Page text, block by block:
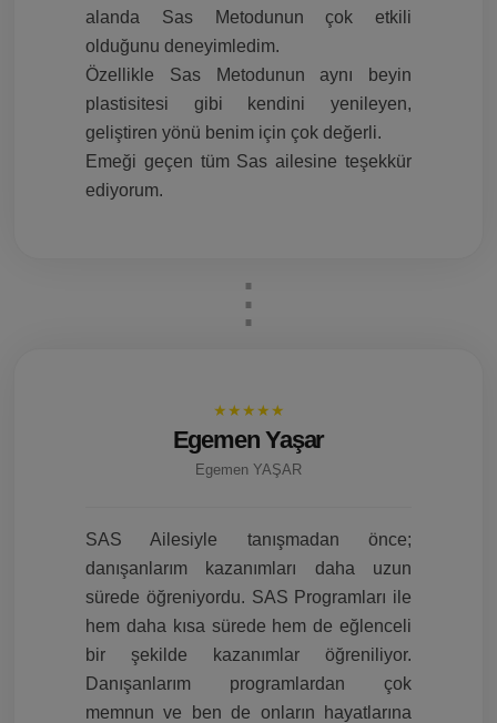
alanda Sas Metodunun çok etkili
olduğunu deneyimledim.
Özellikle Sas Metodunun aynı beyin
plastisitesi gibi kendini yenileyen,
geliştiren yönü benim için çok değerli.
Emeği geçen tüm Sas ailesine teşekkür
ediyorum.
★★★★★
Egemen Yaşar
Egemen YAŞAR
SAS Ailesiyle tanışmadan önce;
danışanlarım kazanımları daha uzun
sürede öğreniyordu. SAS Programları ile
hem daha kısa sürede hem de eğlenceli
bir şekilde kazanımlar öğreniliyor.
Danışanlarım programlardan çok
memnun ve ben de onların hayatlarına